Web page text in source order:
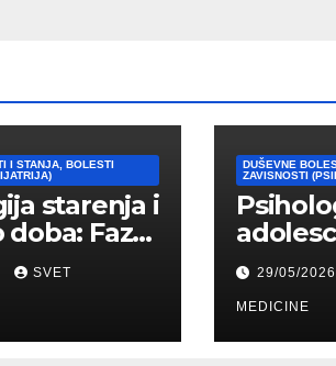
I STANJA, BOLESTI
starenja i
Faze,
i
SVET
DUŠEVNE
ZAVISNOSTI
“bura i
29/05/2026
MEDICINE